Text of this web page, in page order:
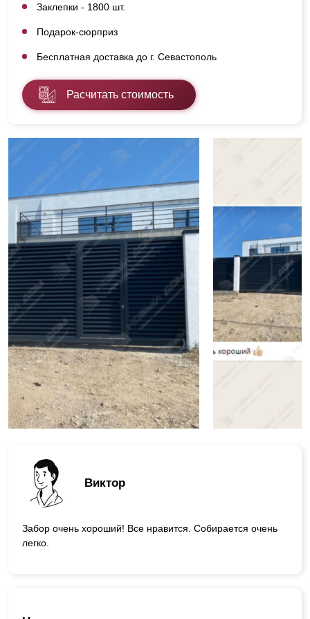
Виктор
Забор очень хороший! Все нравится. Собирается очень
легко.
Заклепки - 1800 шт.
Подарок-сюрприз
Бесплатная доставка до г. Севастополь
Расчитать стоимость